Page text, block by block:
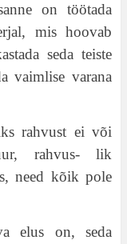
on töötada
mis hoovab
seda teiste
vaimlise varana
rahvust ei või
rahvus- lik
need kõik pole
elus on, seda